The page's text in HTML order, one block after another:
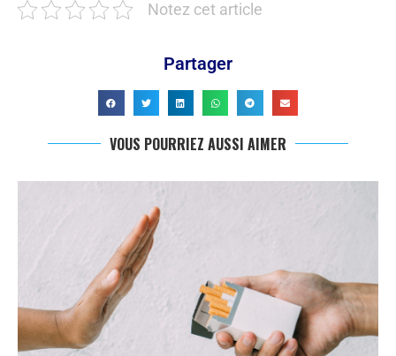
Notez cet article
Partager
VOUS POURRIEZ AUSSI AIMER